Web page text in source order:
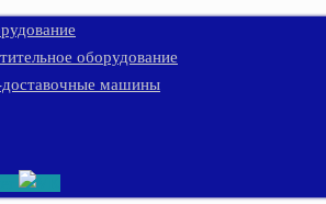
оборудование
машины